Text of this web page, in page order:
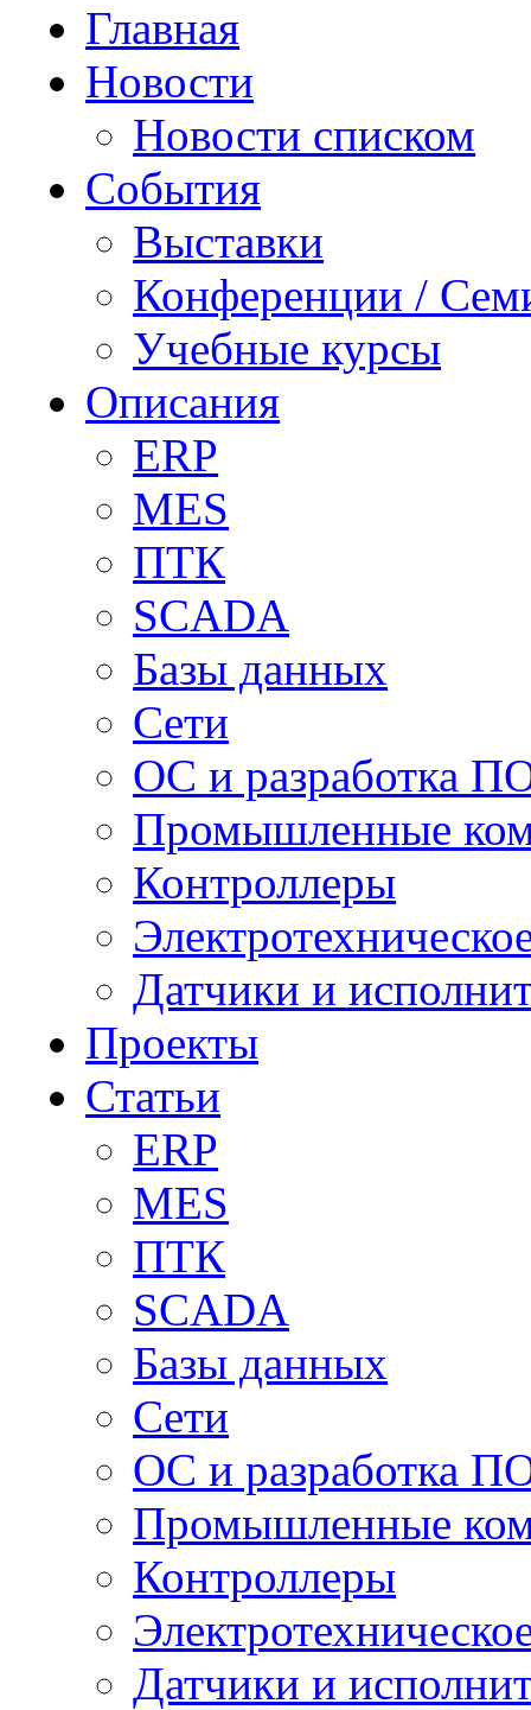
Главная
Новости
Новости списком
События
Выставки
Конференции /
Учебные курсы
Описания
ERP
MES
ПТК
SCADA
Базы данных
Сети
ОС и разработка
Промышленные
Контроллеры
Датчики и
Проекты
Статьи
ERP
MES
ПТК
SCADA
Базы данных
Сети
ОС и разработка
Промышленные
Контроллеры
Датчики и